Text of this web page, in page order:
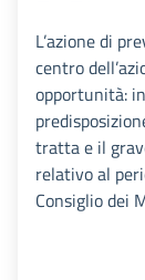
L’azione di
centro
opportunità:
tratta e il
relativo al
Consiglio dei